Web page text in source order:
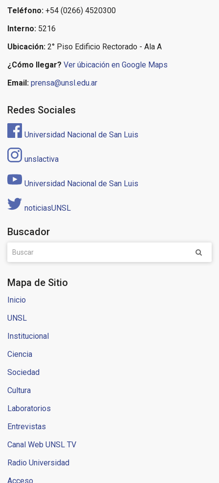
Teléfono: +54 (0266) 4520300
Interno: 5216
Ubicación: 2° Piso Edificio Rectorado - Ala A
¿Cómo llegar? Ver úbicación en Google Maps
Email: prensa@unsl.edu.ar
Redes Sociales
Universidad Nacional de San Luis
unslactiva
Universidad Nacional de San Luis
noticiasUNSL
Buscador
Mapa de Sitio
Inicio
UNSL
Institucional
Ciencia
Sociedad
Cultura
Laboratorios
Entrevistas
Canal Web UNSL TV
Radio Universidad
Acceso